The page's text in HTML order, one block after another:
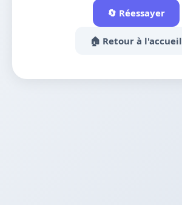
🔄 Réessayer
🏠 Retour à l'accueil